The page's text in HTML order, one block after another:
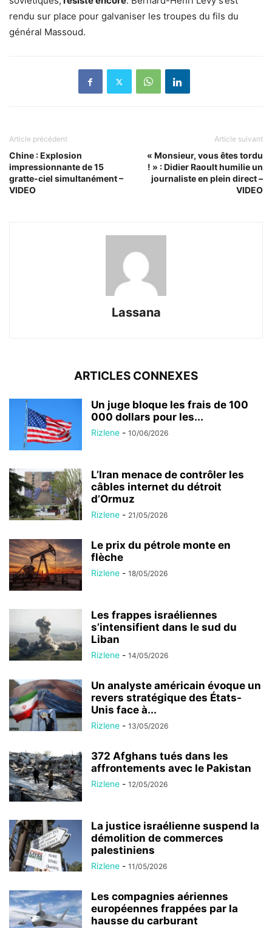
rendu sur place pour galvaniser les troupes du fils du
général Massoud.
Article précédent
Chine : Explosion
impressionnante de 15
gratte-ciel simultanément –
VIDEO
Article suivant
« Monsieur, vous êtes tordu
! » : Didier Raoult humilie un
journaliste en plein direct –
VIDEO
Lassana
ARTICLES CONNEXES
Un juge bloque les frais de 100
000 dollars pour les...
Rizlene - 10/06/2026
L’Iran menace de contrôler les
câbles internet du détroit
d’Ormuz
Rizlene - 21/05/2026
Le prix du pétrole monte en
flèche
Rizlene - 18/05/2026
Les frappes israéliennes
s’intensifient dans le sud du
Liban
Rizlene - 14/05/2026
Un analyste américain évoque un
revers stratégique des États-
Unis face à...
Rizlene - 13/05/2026
372 Afghans tués dans les
affrontements avec le Pakistan
Rizlene - 12/05/2026
La justice israélienne suspend la
démolition de commerces
palestiniens
Rizlene - 11/05/2026
Les compagnies aériennes
européennes frappées par la
hausse du carburant